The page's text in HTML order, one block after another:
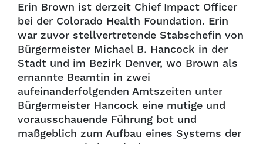
Erin Brown ist derzeit Chief Impact Officer
bei der Colorado Health Foundation. Erin
war zuvor stellvertretende Stabschefin von
Bürgermeister Michael B. Hancock in der
Stadt und im Bezirk Denver, wo Brown als
ernannte Beamtin in zwei
aufeinanderfolgenden Amtszeiten unter
Bürgermeister Hancock eine mutige und
vorausschauende Führung bot und
maßgeblich zum Aufbau eines Systems der